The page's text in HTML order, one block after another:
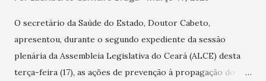
O secretário da Saúde do Estado, Doutor Cabeto,
apresentou, durante o segundo expediente da sessão
plenária da Assembleia Legislativa do Ceará (ALCE) desta
terça-feira (17), as ações de prevenção à propagação do